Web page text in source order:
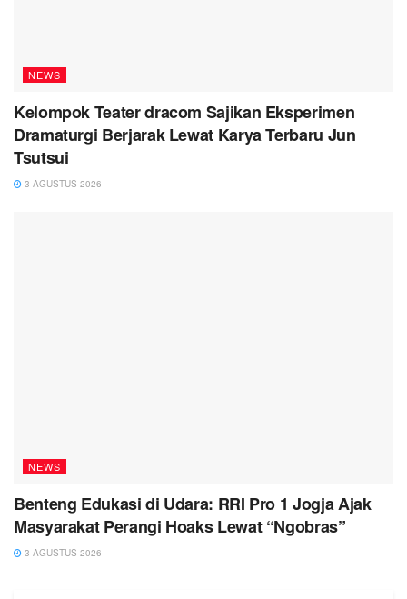
NEWS
Kelompok Teater dracom Sajikan Eksperimen
Dramaturgi Berjarak Lewat Karya Terbaru Jun
Tsutsui
3 AGUSTUS 2026
NEWS
Benteng Edukasi di Udara: RRI Pro 1 Jogja Ajak
Masyarakat Perangi Hoaks Lewat “Ngobras”
3 AGUSTUS 2026